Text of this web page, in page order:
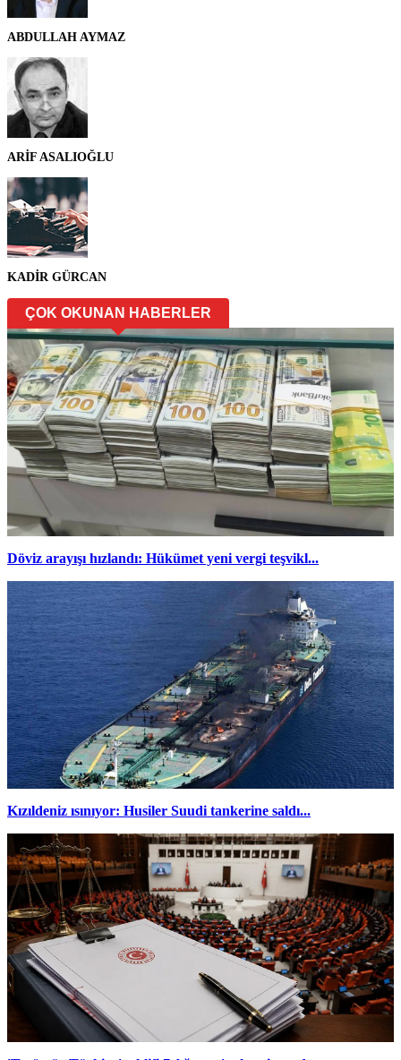
ABDULLAH AYMAZ
ARİF ASALIOĞLU
KADİR GÜRCAN
ÇOK OKUNAN HABERLER
Döviz arayışı hızlandı: Hükümet yeni vergi teşvikl...
Kızıldeniz ısınıyor: Husiler Suudi tankerine saldı...